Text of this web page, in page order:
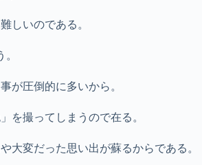
しいのである。
が圧倒的に多いから。
を撮ってしまうので在る。
大変だった思い出が蘇るからである。